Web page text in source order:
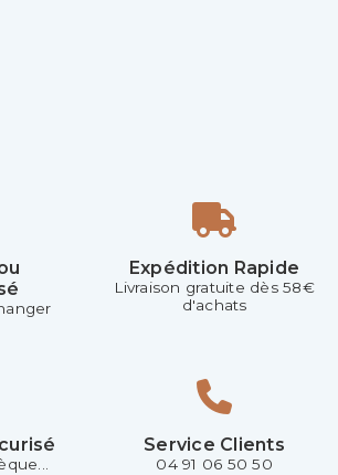
Expédition Rapide
Livraison gratuite dès 58€
d'achats
Service Clients
04 91 06 50 50